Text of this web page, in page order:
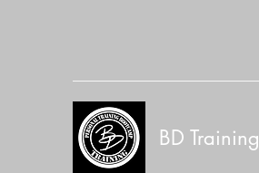
BD Training